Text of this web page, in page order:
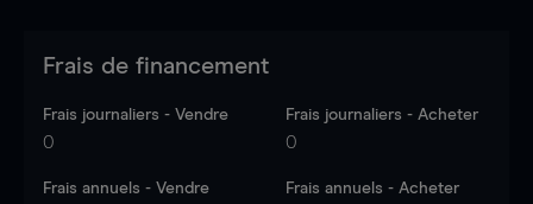
Frais de financement
Frais journaliers - Vendre
0
Frais journaliers - Acheter
0
Frais annuels - Vendre Frais annuels - Acheter